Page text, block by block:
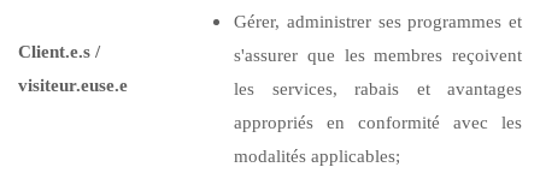
Client.e.s /
visiteur.euse.e
Gérer, administrer ses programmes et
s'assurer que les membres reçoivent
les services, rabais et avantages
appropriés en conformité avec les
modalités applicables;